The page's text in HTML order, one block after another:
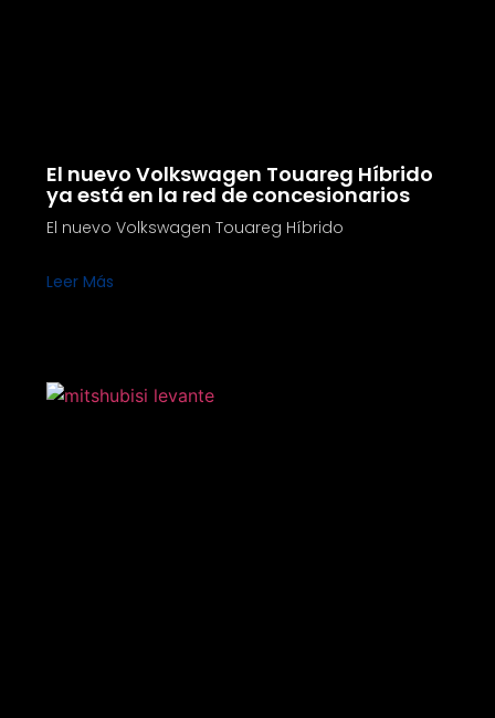
El nuevo Volkswagen Touareg Híbrido
ya está en la red de concesionarios
El nuevo Volkswagen Touareg Híbrido
Leer Más